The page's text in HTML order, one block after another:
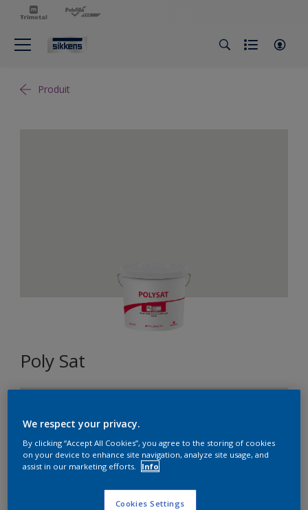
Produit
Poly Sat
Format
We respect your privacy.
By clicking “Accept All Cookies”, you agree to the storing of cookies
on your device to enhance site navigation, analyze site usage, and
assist in our marketing efforts.
Info
Cookies Settings